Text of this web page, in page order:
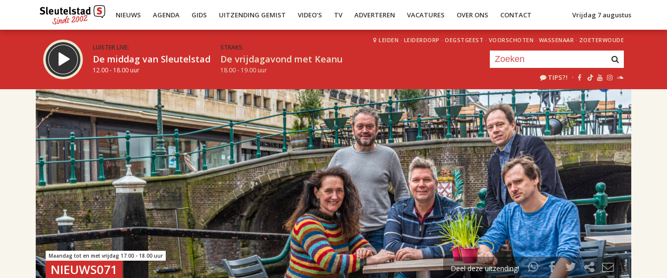
NIEUWS AGENDA GIDS UITZENDING GEMIST VIDEO’S TV ADVERTEREN VACATURES OVER ONS CONTACT Vrijdag 7 augustus
LUISTER LIVE:
De middag van Sleutelstad
12.00 - 18.00 uur
STRAKS:
De vrijdagavond met Keanu
18.00 - 19.00 uur
LEIDEN · LEIDERDORP · OEGSTGEEST · VOORSCHOTEN · WASSENAAR · ZOETERWOUDE
TIPS?! ·
17.00 18.00
Je luistert nu naaruur 1 van 1
«Vorig uur Volgend uur»
Inklappen
Maandag tot en met vrijdag 17.00 - 18.00 uur
NIEUWS071 Deel deze uitzending!